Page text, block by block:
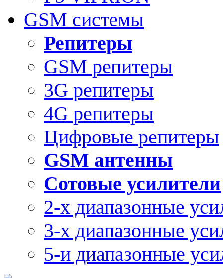
GSM системы
Репитеры
GSM репитеры
3G репитеры
4G репитеры
Цифровые репитеры
GSM антенны
Сотовые усилители
2-х диапазонные
3-х диапазонные
5-и диапазонные